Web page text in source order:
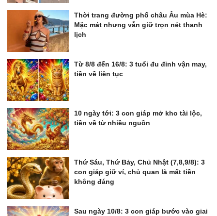
Thời trang đường phố châu Âu mùa Hè:
Mặc mát nhưng vẫn giữ trọn nét thanh
lịch
Từ 8/8 đến 16/8: 3 tuổi đu đỉnh vận may,
tiền về liên tục
10 ngày tới: 3 con giáp mở kho tài lộc,
tiền về từ nhiều nguồn
Thứ Sáu, Thứ Bảy, Chủ Nhật (7,8,9/8): 3
con giáp giữ ví, chủ quan là mất tiền
không đáng
Sau ngày 10/8: 3 con giáp bước vào giai